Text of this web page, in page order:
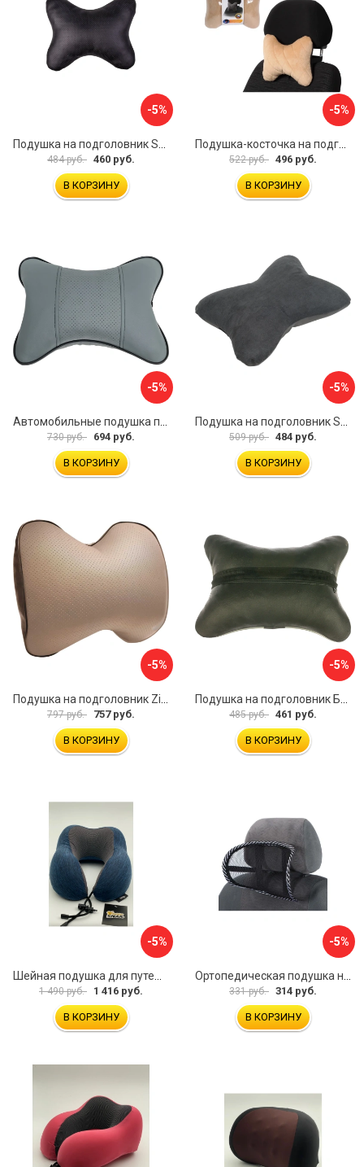
-5%
484 руб. 460 руб.
В КОРЗИНУ
-5%
522 руб. 496 руб.
В КОРЗИНУ
-5%
730 руб. 694 руб.
В КОРЗИНУ
-5%
509 руб. 484 руб.
В КОРЗИНУ
-5%
797 руб. 757 руб.
В КОРЗИНУ
-5%
485 руб. 461 руб.
В КОРЗИНУ
-5%
Шейная подушка для путешествий Golden Snail GS 0458-2 темно-синий
1 490 руб. 1 416 руб.
В КОРЗИНУ
-5%
Ортопедическая подушка на подголовник TORSO 5155968
331 руб. 314 руб.
В КОРЗИНУ